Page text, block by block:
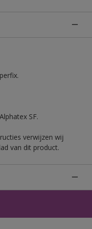
SF.
verwijzen wij
van dit product.